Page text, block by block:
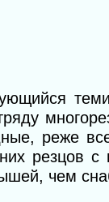
реже
резцов
чем